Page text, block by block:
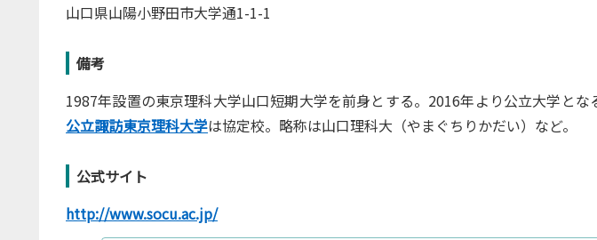
山口県山陽小野田市大学通1-1-1
備考
1987年設置の東京理科大学山口短期大学を前身とする。2016年より公立大学とな
公立諏訪東京理科大学は協定校。略称は山口理科大（やまぐちりかだい）など。
公式サイト
http://www.socu.ac.jp/